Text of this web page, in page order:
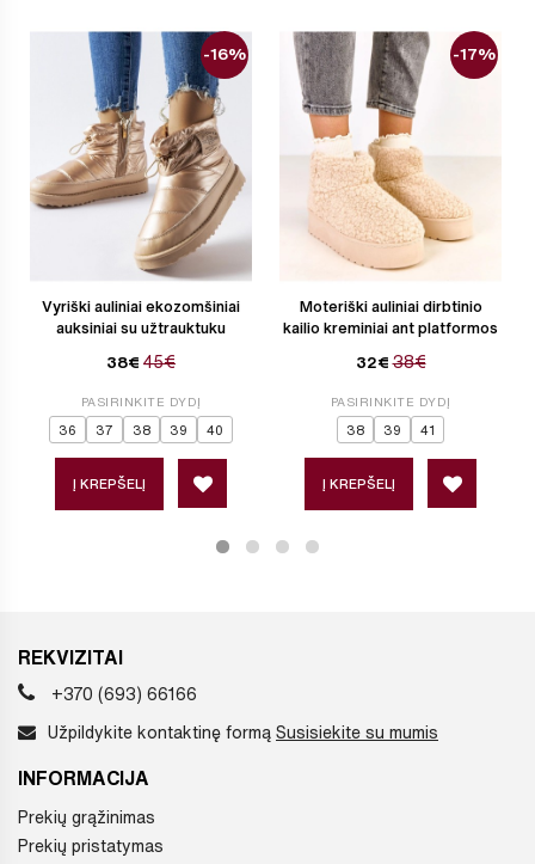
Vyriški auliniai ekozomšiniai
auksiniai su užtrauktuku
38€ 45€
-16%
PASIRINKITE DYDĮ
36 37 38 39 40
Į KREPŠELĮ
Moteriški auliniai dirbtinio
kailio kreminiai ant platformos
32€ 38€
-17%
PASIRINKITE DYDĮ
38 39 41
Į KREPŠELĮ
REKVIZITAI
+370 (693) 66166
Užpildykite kontaktinę formą Susisiekite su mumis
INFORMACIJA
Prekių grąžinimas
Prekių pristatymas